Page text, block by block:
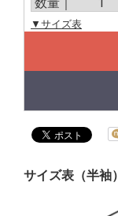
▼サイズ表
サイズ表（半袖）